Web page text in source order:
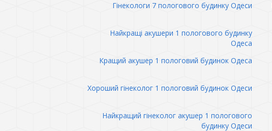
Гінекологи 7 пологового будинку Одеси
Найкращі акушери 1 пологового будинку
Одеса
Кращий акушер 1 пологовий будинок Одеса
Хороший гінеколог 1 пологовий будинок Одеси
Найкращий гінеколог акушер 1 пологового
будинку Одеси